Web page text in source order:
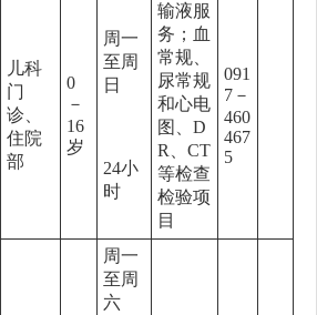
儿科
门
诊、
住院
部
0
－
16
岁
周一
至周
日
24小
时
输液服
务；血
常规、
尿常规
和心电
图、D
R、CT
等检查
检验项
目
091
7－
460
467
5
周一
至周
六